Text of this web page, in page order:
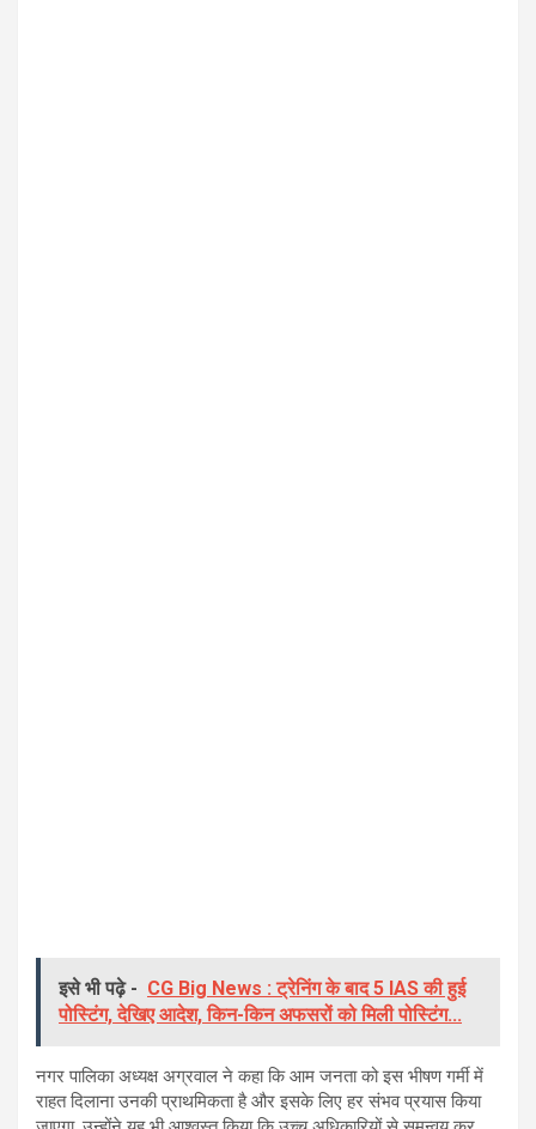
इसे भी पढ़े - CG Big News : ट्रेनिंग के बाद 5 IAS की हुई
पोस्टिंग, देखिए आदेश, किन-किन अफसरों को मिली पोस्टिंग...
नगर पालिका अध्यक्ष अग्रवाल ने कहा कि आम जनता को इस भीषण गर्मी में
राहत दिलाना उनकी प्राथमिकता है और इसके लिए हर संभव प्रयास किया